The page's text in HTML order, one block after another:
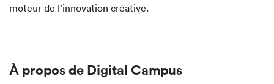
moteur de l’innovation créative.
À propos de Digital Campus